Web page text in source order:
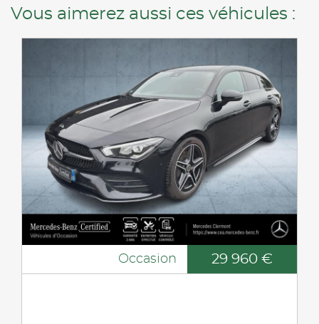
Vous aimerez aussi ces véhicules :
Occasion 29 960 €